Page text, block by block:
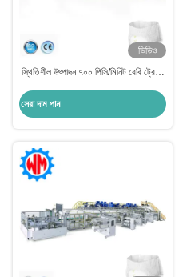
ভিডিও
স্থিতিশীল উৎপাদন ৭০০ পিসি/মিনিট বেবি ট্রেনিং
সেরা দাম পান